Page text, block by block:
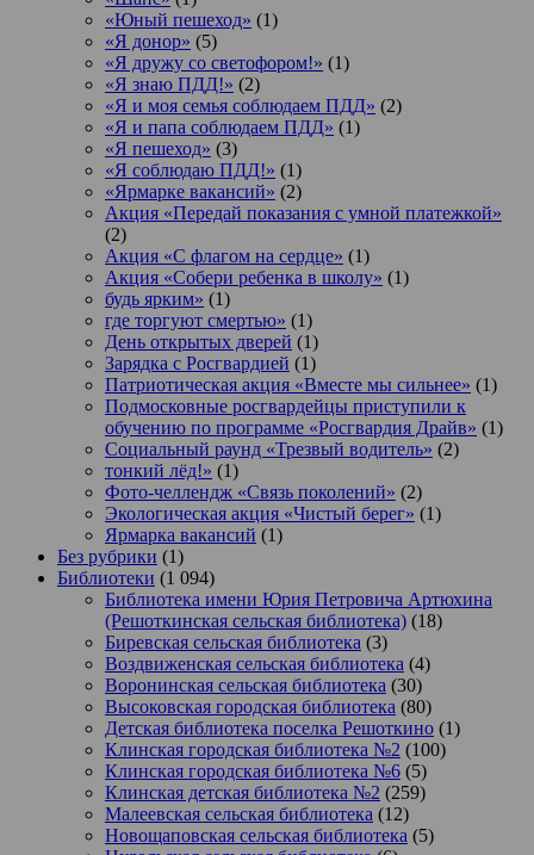
«Юный пешеход» (1)
«Я донор» (5)
«Я дружу со светофором!» (1)
«Я знаю ПДД!» (2)
«Я и моя семья соблюдаем ПДД» (2)
«Я и папа соблюдаем ПДД» (1)
«Я пешеход» (3)
«Я соблюдаю ПДД!» (1)
«Ярмарке вакансий» (2)
Акция «Передай показания с умной платежкой»
(2)
Акция «С флагом на сердце» (1)
Акция «Собери ребенка в школу» (1)
будь ярким» (1)
где торгуют смертью» (1)
День открытых дверей (1)
Зарядка с Росгвардией (1)
Патриотическая акция «Вместе мы сильнее» (1)
Подмосковные росгвардейцы приступили к
обучению по программе «Росгвардия Драйв» (1)
Социальный раунд «Трезвый водитель» (2)
тонкий лёд!» (1)
Фото-челлендж «Связь поколений» (2)
Экологическая акция «Чистый берег» (1)
Ярмарка вакансий (1)
Без рубрики (1)
Библиотеки (1 094)
Библиотека имени Юрия Петровича Артюхина
(Решоткинская сельская библиотека) (18)
Биревская сельская библиотека (3)
Воздвиженская сельская библиотека (4)
Воронинская сельская библиотека (30)
Высоковская городская библиотека (80)
Детская библиотека поселка Решоткино (1)
Клинская городская библиотека №2 (100)
Клинская городская библиотека №6 (5)
Клинская детская библиотека №2 (259)
Малеевская сельская библиотека (12)
Новощаповская сельская библиотека (5)